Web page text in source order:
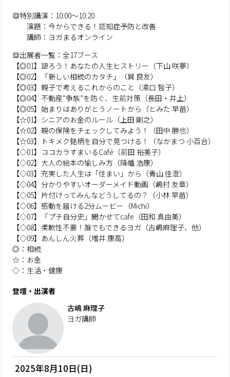
🔳特別講演：10:00～10:20
演題：今からできる！認知症予防と改善
講師：ヨガまるオンライン
🔳出展者一覧：全17ブース
【◎01】語ろう！あなたの人生ヒストリー（下山 咲夢）
【◎02】「新しい相続のカタチ」（巽 良友）
【◎03】親子で考えるこれからのこと（湯口 智子）
【◎04】不動産“争族”を防ぐ、生前対策（長田・井上）
【◎05】始まりはありがとうノートから（とみた 早苗）
【☆01】シニアのお金のルール（上田 剛之）
【☆02】親の保険をチェックしてみよう！（田中 勝也）
【☆03】トキメク銘柄を自分で見つける！（なかまつ 小百合）
【◇01】ココカラすまいるCafé（前田 裕美子）
【◇02】大人の絵本の愉しみ方（降幡 浩康）
【◇03】充実した人生は「住まい」から（青山 佳澄）
【◇04】分かりやすいオーダーメイド動画（嶋村 友章）
【◇05】片付けってみんなどうしてるの？（小林 早苗）
【◇06】感動を届ける2分ムービー（Michi）
【◇07】「プチ自分史」聞かせてcafe（田和 真由美）
【◇08】柔軟性不要！誰でもできるヨガ（古嶋麻理子、他）
【◇09】あんしん火葬（増井 康高）
◎：相続
☆：お金
◇：生活・健康
登壇・出演者
古嶋 麻理子
ヨガ講師
2025年8月10日(日)